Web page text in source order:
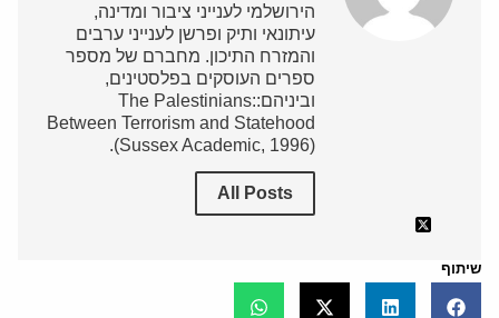
הירושלמי לענייני ציבור ומדינה,
עיתונאי ותיק ופרשן לענייני ערבים
והמזרח התיכון. מחברם של מספר
ספרים העוסקים בפלסטינים,
וביניהם:The Palestinians:
Between Terrorism and Statehood
(Sussex Academic, 1996).
All Posts
שיתוף